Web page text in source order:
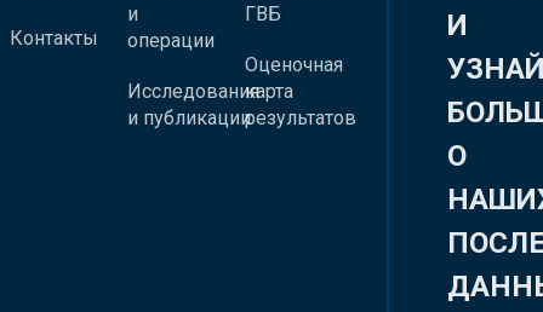
Контакты
и
операции
Исследования
и публикации
ГВБ
Оценочная
карта
результатов
И
О